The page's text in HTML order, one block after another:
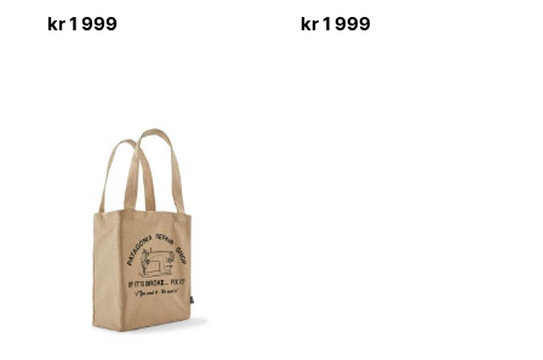
kr1 999 kr1 999